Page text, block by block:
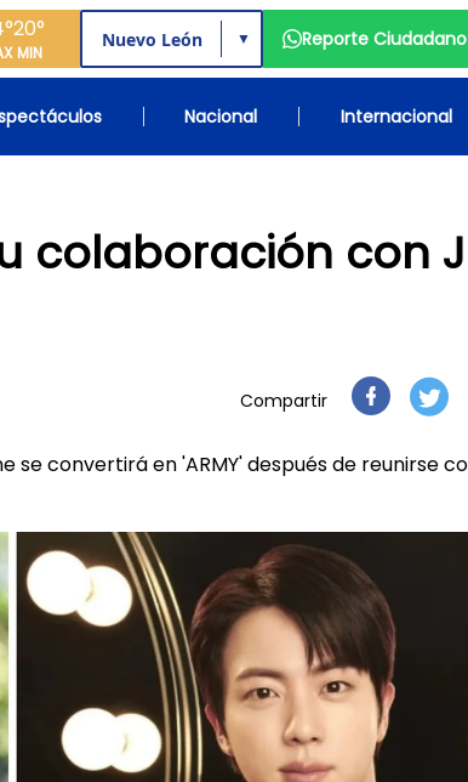
20°
MIN
▼ Reporte Ciudadano
Nacional Internacional
colaboración con
Compartir
convertirá en 'ARMY' después de reunirse